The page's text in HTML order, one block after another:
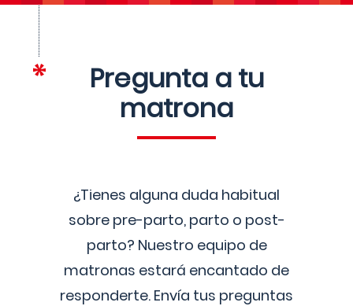
Pregunta a tu
matrona
¿Tienes alguna duda habitual
sobre pre-parto, parto o post-
parto? Nuestro equipo de
matronas estará encantado de
responderte. Envía tus preguntas